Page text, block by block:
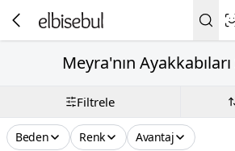
Meyra'nın
Filtrele
Beden Renk Avantaj